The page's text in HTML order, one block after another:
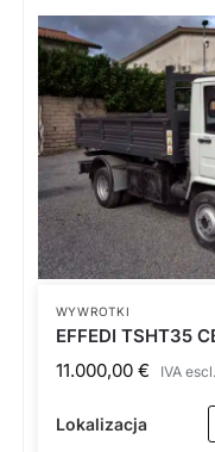
WYWROTKI
EFFEDI TSHT35
11.000,00 € IVA escl.
Lokalizacja